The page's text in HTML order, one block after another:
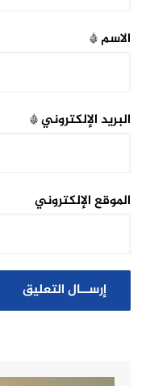
الاسم*
البريد الإلكتروني*
الموقع الإلكتروني